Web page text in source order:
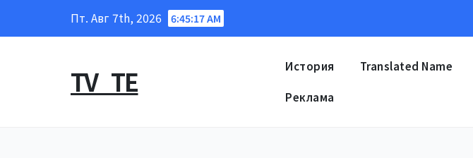
Пт. Авг 7th, 2026 6:45:18 AM
TV_TE История Translated Name
Реклама